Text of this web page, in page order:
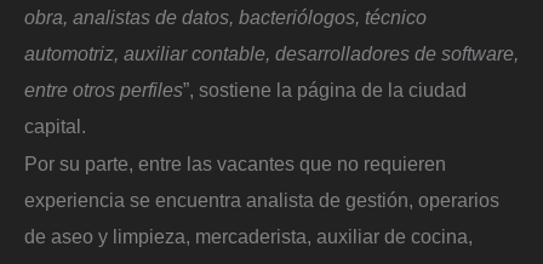
obra, analistas de datos, bacteriólogos, técnico
automotriz, auxiliar contable, desarrolladores de software,
entre otros perfiles”, sostiene la página de la ciudad
capital.
Por su parte, entre las vacantes que no requieren
experiencia se encuentra analista de gestión, operarios
de aseo y limpieza, mercaderista, auxiliar de cocina,